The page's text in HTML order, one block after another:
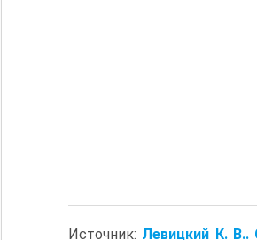
Источник: Левицкий К. В..